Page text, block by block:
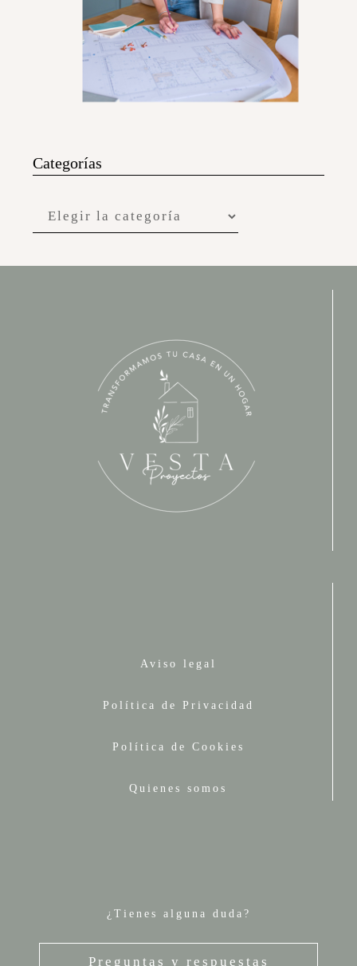
Categorías
Aviso legal
Política de Privacidad
Política de Cookies
Quienes somos
¿Tienes alguna duda?
Preguntas y respuestas